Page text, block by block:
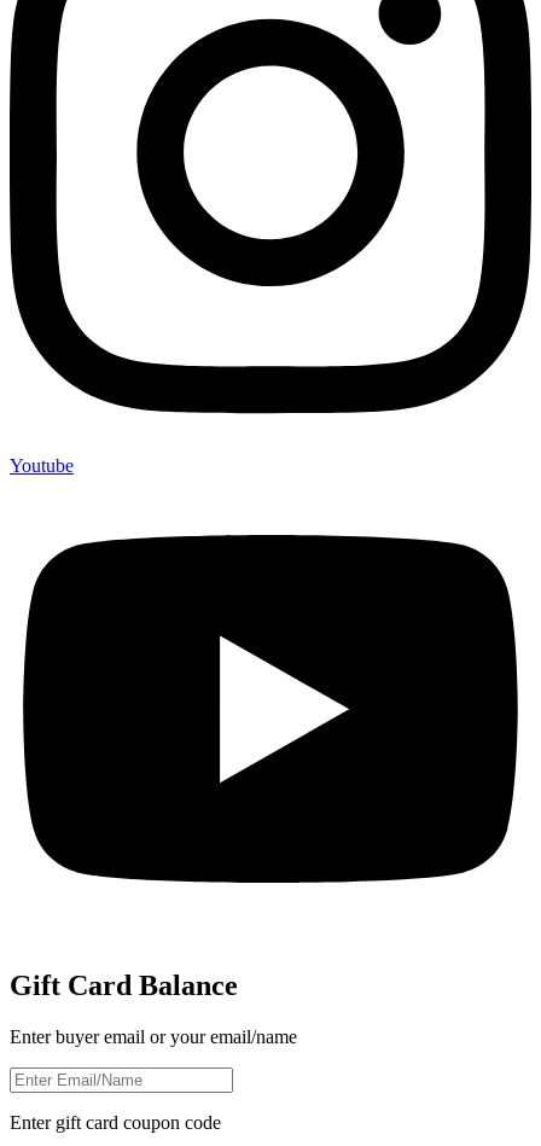
Youtube
Gift Card Balance
Enter buyer email or your email/name
Enter gift card coupon code